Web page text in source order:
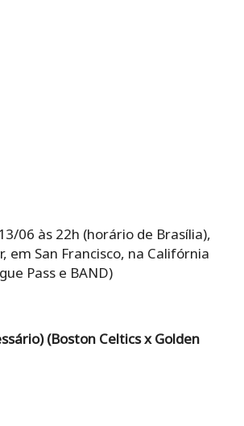
06 às 22h (horário de Brasília),
em San Francisco, na Califórnia
Pass e BAND)
(Boston Celtics x Golden